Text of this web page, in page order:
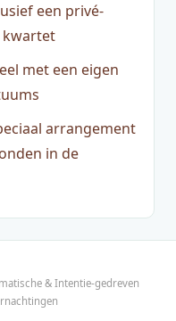
een privé-
kwartet
met een eigen
arrangement
in de
& Intentie-gedreven